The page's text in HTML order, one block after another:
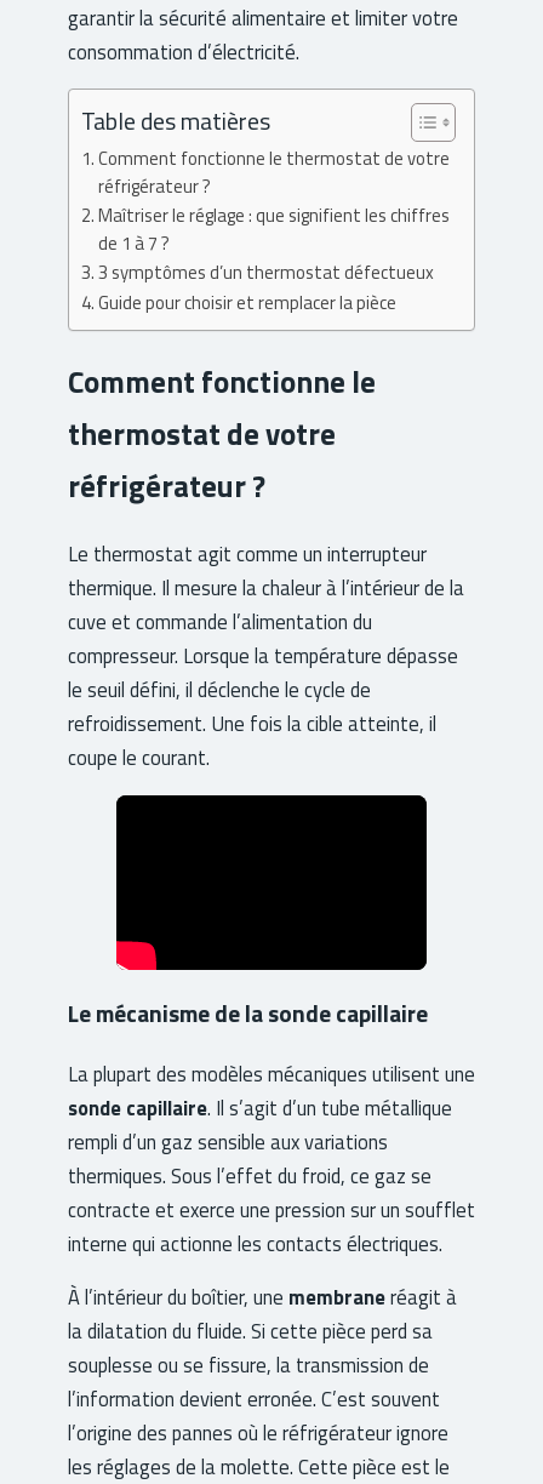
garantir la sécurité alimentaire et limiter votre
consommation d’électricité.
Table des matières
Comment fonctionne le thermostat de votre
réfrigérateur ?
Maîtriser le réglage : que signifient les chiffres
de 1 à 7 ?
3 symptômes d’un thermostat défectueux
Guide pour choisir et remplacer la pièce
Comment fonctionne le
thermostat de votre
réfrigérateur ?
Le thermostat agit comme un interrupteur
thermique. Il mesure la chaleur à l’intérieur de la
cuve et commande l’alimentation du
compresseur. Lorsque la température dépasse
le seuil défini, il déclenche le cycle de
refroidissement. Une fois la cible atteinte, il
coupe le courant.
Le mécanisme de la sonde capillaire
La plupart des modèles mécaniques utilisent une
sonde capillaire. Il s’agit d’un tube métallique
rempli d’un gaz sensible aux variations
thermiques. Sous l’effet du froid, ce gaz se
contracte et exerce une pression sur un soufflet
interne qui actionne les contacts électriques.
À l’intérieur du boîtier, une membraneréagit à
la dilatation du fluide. Si cette pièce perd sa
souplesse ou se fissure, la transmission de
l’information devient erronée. C’est souvent
l’origine des pannes où le réfrigérateur ignore
les réglages de la molette. Cette pièce est le